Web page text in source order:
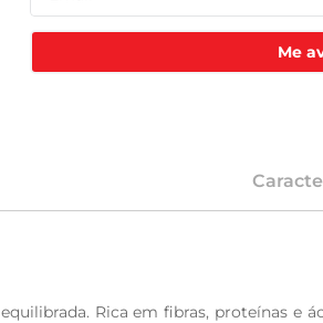
Me
Rica em fibras, proteínas e